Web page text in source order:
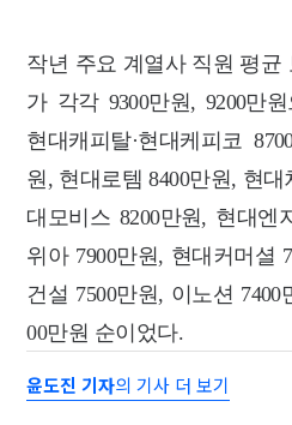
작년 주요 계열사 직원 평균
가 각각 9300만원, 9200만
현대캐피탈·현대케피코
원, 현대로템 8400만원, 현대
대모비스 8200만원, 현대엔
위아 7900만원, 현대커머셜
건설 7500만원, 이노션
00만원 순이었다.
윤도진 기자의 기사 더 보기